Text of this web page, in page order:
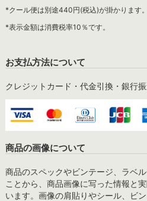
*クール便は別途440円(税込)が掛かります。
*表示金額は消費税率10％です。
お支払方法について
クレジットカード・代金引換・銀行
商品の画像について
商品のスペックやビンテージ、ラベ
ことから、商品画像に写った情報と
います。画像の肩貼りやシール、ビ